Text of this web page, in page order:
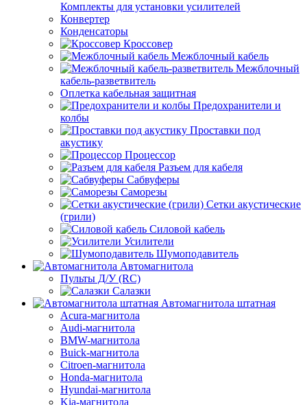
Комплекты для установки усилителей
Конвертер
Конденсаторы
Кроссовер
Межблочный кабель
Межблочный
кабель-разветвитель
Оплетка кабельная защитная
Предохранители и
колбы
Проставки под
акустику
Процессор
Разъем для кабеля
Сабвуферы
Саморезы
Сетки акустические
(грили)
Силовой кабель
Усилители
Шумоподавитель
Автомагнитола
Пульты Д/У (RC)
Салазки
Автомагнитола штатная
Acura-магнитола
Audi-магнитола
BMW-магнитола
Buick-магнитола
Citroen-магнитола
Honda-магнитола
Hyundai-магнитола
Kia-магнитола